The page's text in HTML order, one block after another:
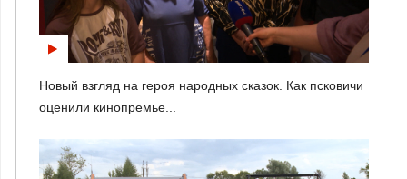
Новый взгляд на героя народных сказок. Как псковичи
оценили кинопремье...